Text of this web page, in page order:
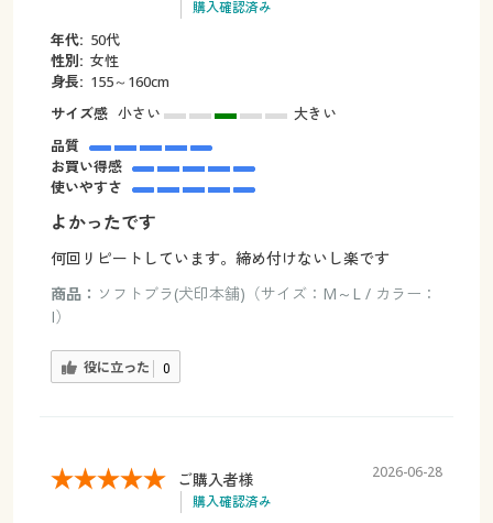
購入確認済み
年代: 50代
性別: 女性
身長: 155～160cm
サイズ感 小さい
大きい
品質
お買い得感
使いやすさ
よかったです
何回リピートしています。締め付けないし楽です
商品： ソフトブラ(犬印本舗)（サイズ：M～L / カラー：
I）
役に立った 0
ご購入者様
購入確認済み
2026-06-28